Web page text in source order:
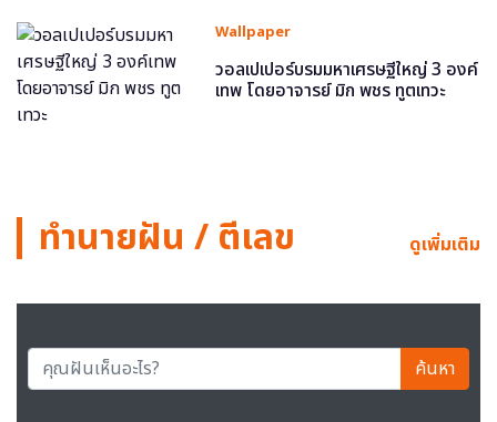
Wallpaper
วอลเปเปอร์บรมมหาเศรษฐีใหญ่ 3 องค์
เทพ โดยอาจารย์ มิก พชร ทูตเทวะ
ทำนายฝัน / ตีเลข ดูเพิ่มเติม
ค้นหา